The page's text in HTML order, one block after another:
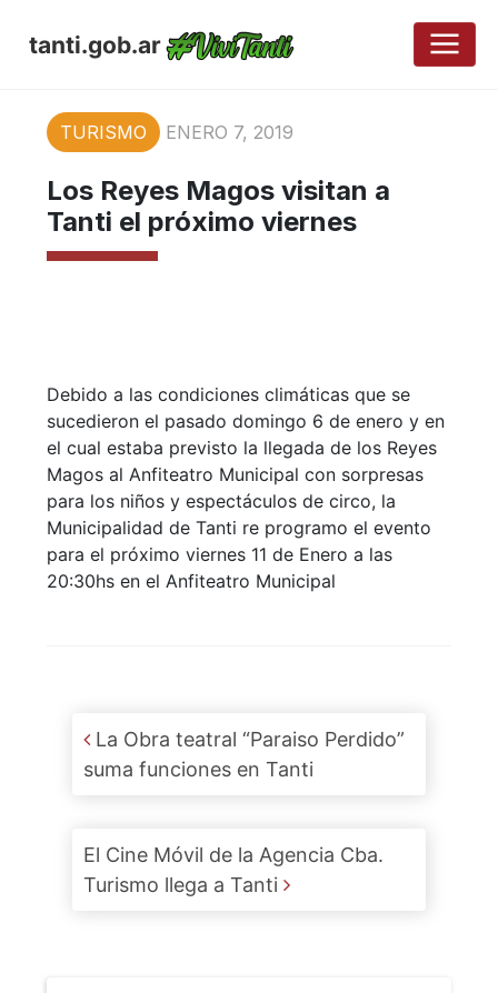
tanti.gob.ar
TURISMO ENERO 7, 2019
Los Reyes Magos visitan a
Tanti el próximo viernes
Debido a las condiciones climáticas que se
sucedieron el pasado domingo 6 de enero y en
el cual estaba previsto la llegada de los Reyes
Magos al Anfiteatro Municipal con sorpresas
para los niños y espectáculos de circo, la
Municipalidad de Tanti re programo el evento
para el próximo viernes 11 de Enero a las
20:30hs en el Anfiteatro Municipal
Post navigation
La Obra teatral “Paraiso Perdido”
suma funciones en Tanti
El Cine Móvil de la Agencia Cba.
Turismo llega a Tanti